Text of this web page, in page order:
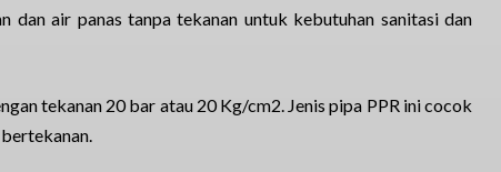
dan air panas tanpa tekanan untuk kebutuhan sanitasi dan
tekanan 20 bar atau 20 Kg/cm2. Jenis pipa PPR ini cocok